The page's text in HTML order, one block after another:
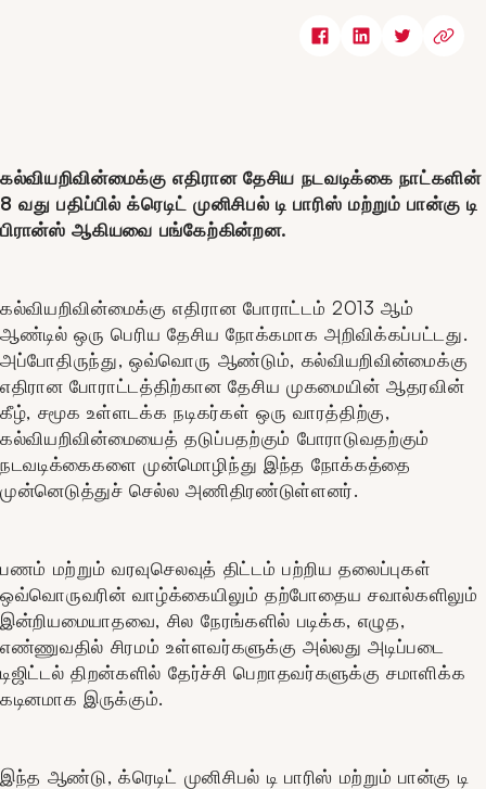
கல்வியறிவின்மைக்கு எதிரான தேசிய நடவடிக்கை நாட்களின்
8 வது பதிப்பில் க்ரெடிட் முனிசிபல் டி பாரிஸ் மற்றும் பான்கு டி
பிரான்ஸ் ஆகியவை பங்கேற்கின்றன.
கல்வியறிவின்மைக்கு எதிரான போராட்டம் 2013 ஆம்
ஆண்டில் ஒரு பெரிய தேசிய நோக்கமாக அறிவிக்கப்பட்டது.
அப்போதிருந்து, ஒவ்வொரு ஆண்டும், கல்வியறிவின்மைக்கு
எதிரான போராட்டத்திற்கான தேசிய முகமையின் ஆதரவின்
கீழ், சமூக உள்ளடக்க நடிகர்கள் ஒரு வாரத்திற்கு,
கல்வியறிவின்மையைத் தடுப்பதற்கும் போராடுவதற்கும்
நடவடிக்கைகளை முன்மொழிந்து இந்த நோக்கத்தை
முன்னெடுத்துச் செல்ல அணிதிரண்டுள்ளனர்.
பணம் மற்றும் வரவுசெலவுத் திட்டம் பற்றிய தலைப்புகள்
ஒவ்வொருவரின் வாழ்க்கையிலும் தற்போதைய சவால்களிலும்
இன்றியமையாதவை, சில நேரங்களில் படிக்க, எழுத,
எண்ணுவதில் சிரமம் உள்ளவர்களுக்கு அல்லது அடிப்படை
டிஜிட்டல் திறன்களில் தேர்ச்சி பெறாதவர்களுக்கு சமாளிக்க
கடினமாக இருக்கும்.
இந்த ஆண்டு, க்ரெடிட் முனிசிபல் டி பாரிஸ் மற்றும் பான்கு டி